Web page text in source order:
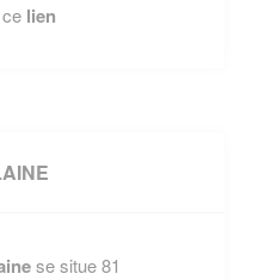
lien
se situe 81